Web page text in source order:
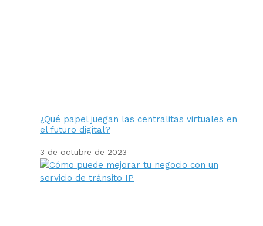
¿Qué papel juegan las centralitas virtuales en
el futuro digital?
3 de octubre de 2023